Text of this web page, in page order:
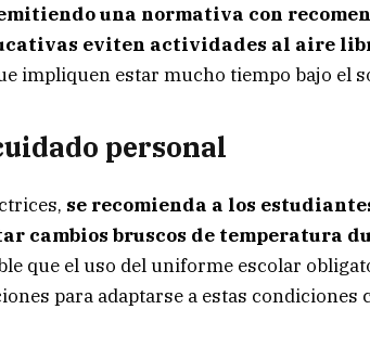
una normativa con
eviten actividades al aire
impliquen estar mucho tiempo bajo el
personal
se recomienda a los
cambios bruscos de temperatura
que el uso del uniforme escolar
para adaptarse a estas condiciones